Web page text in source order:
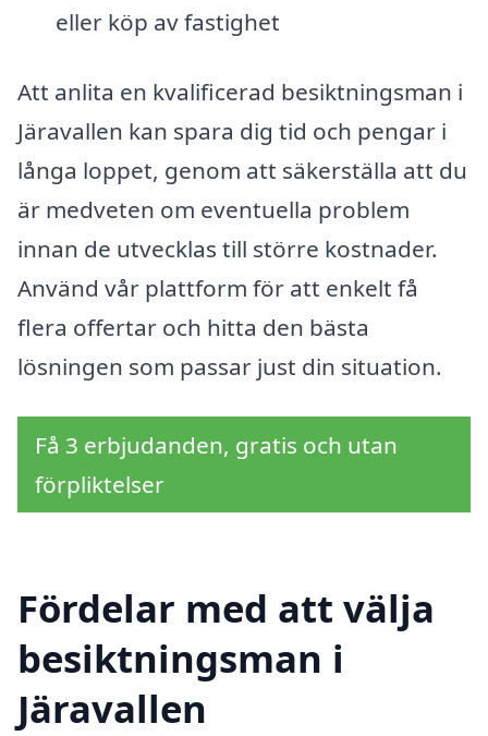
eller köp av fastighet
Att anlita en kvalificerad besiktningsman i
Järavallen kan spara dig tid och pengar i
långa loppet, genom att säkerställa att du
är medveten om eventuella problem
innan de utvecklas till större kostnader.
Använd vår plattform för att enkelt få
flera offertar och hitta den bästa
lösningen som passar just din situation.
Få 3 erbjudanden, gratis och utan
förpliktelser
Fördelar med att välja
besiktningsman i
Järavallen